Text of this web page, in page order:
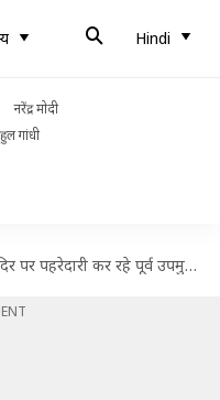
Hindi
नरेंद्र मोदी
गांधी
कर रहे पूर्व उपमुख्यमंत्री सुखबीर सिंह बादल पर गोली चली